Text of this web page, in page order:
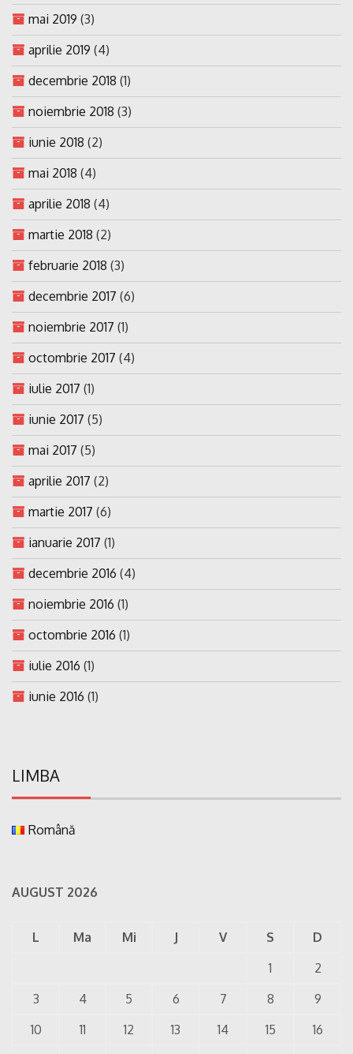
mai 2019 (3)
aprilie 2019 (4)
decembrie 2018 (1)
noiembrie 2018 (3)
iunie 2018 (2)
mai 2018 (4)
aprilie 2018 (4)
martie 2018 (2)
februarie 2018 (3)
decembrie 2017 (6)
noiembrie 2017 (1)
octombrie 2017 (4)
iulie 2017 (1)
iunie 2017 (5)
mai 2017 (5)
aprilie 2017 (2)
martie 2017 (6)
ianuarie 2017 (1)
decembrie 2016 (4)
noiembrie 2016 (1)
octombrie 2016 (1)
iulie 2016 (1)
iunie 2016 (1)
LIMBA
Română
AUGUST 2026
L Ma Mi J V S
D
1
2
3
4 5 6 7 8
9
10
11 12 13 14 15
16